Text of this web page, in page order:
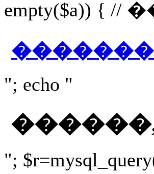
empty($a)) {
�������
"; echo "
";